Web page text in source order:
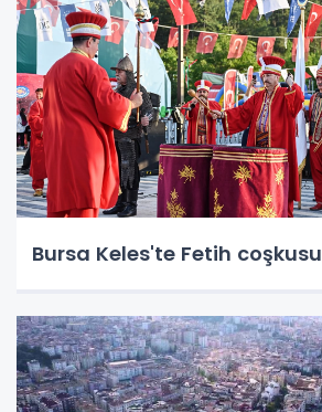
Bursa Keles'te Fetih coşkusu